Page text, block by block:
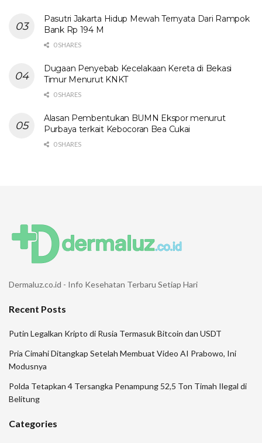
Pasutri Jakarta Hidup Mewah Ternyata Dari Rampok
Bank Rp 194 M
0 SHARES
Dugaan Penyebab Kecelakaan Kereta di Bekasi
Timur Menurut KNKT
0 SHARES
Alasan Pembentukan BUMN Ekspor menurut
Purbaya terkait Kebocoran Bea Cukai
0 SHARES
Dermaluz.co.id - Info Kesehatan Terbaru Setiap Hari
Recent Posts
Putin Legalkan Kripto di Rusia Termasuk Bitcoin dan USDT
Pria Cimahi Ditangkap Setelah Membuat Video AI Prabowo, Ini
Modusnya
Polda Tetapkan 4 Tersangka Penampung 52,5 Ton Timah Ilegal di
Belitung
Categories